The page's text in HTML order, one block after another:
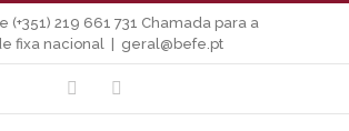
(+351) 219 661 731 Chamada para a
fixa nacional
geral@befe.pt
facebook